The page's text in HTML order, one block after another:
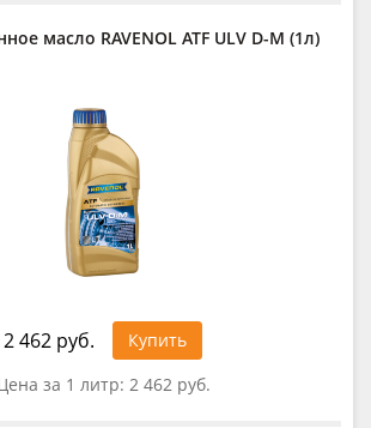
масло RAVENOL ATF ULV D-M (1л)
2 462 руб.
Купить
за 1 литр: 2 462 руб.